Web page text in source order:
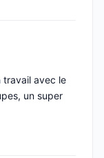
travail avec le
un super